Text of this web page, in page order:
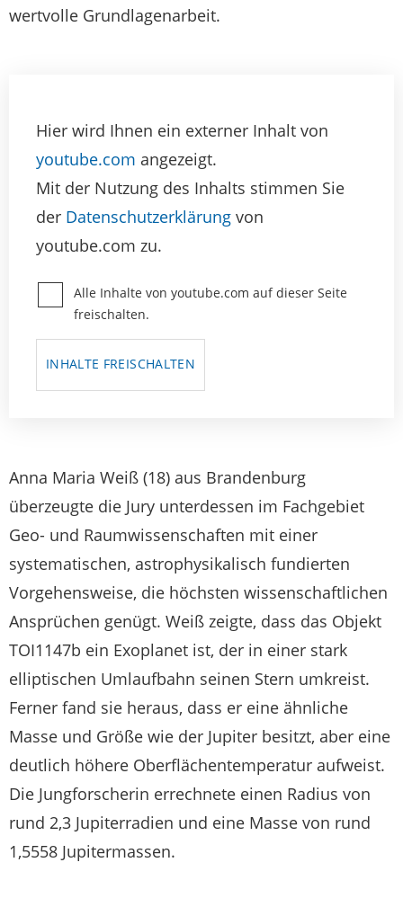
wertvolle Grundlagenarbeit.
Hier wird Ihnen ein externer Inhalt von
youtube.com angezeigt.
Mit der Nutzung des Inhalts stimmen Sie
der Datenschutzerklärung von
youtube.com zu.
Alle Inhalte von youtube.com auf dieser Seite
freischalten.
INHALTE FREISCHALTEN
Anna Maria Weiß (18) aus Brandenburg
überzeugte die Jury unterdessen im Fachgebiet
Geo- und Raumwissenschaften mit einer
systematischen, astrophysikalisch fundierten
Vorgehensweise, die höchsten wissenschaftlichen
Ansprüchen genügt. Weiß zeigte, dass das Objekt
TOI1147b ein Exoplanet ist, der in einer stark
elliptischen Umlaufbahn seinen Stern umkreist.
Ferner fand sie heraus, dass er eine ähnliche
Masse und Größe wie der Jupiter besitzt, aber eine
deutlich höhere Oberflächen­tem­peratur aufweist.
Die Jungforscherin errechnete einen Radius von
rund 2,3 Jupiterradien und eine Masse von rund
1,5558 Jupitermassen.